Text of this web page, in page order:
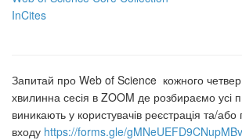
InCites
Запитай про Web of Science кожного
хвилинна сесія в ZOOM де розбираємо усі
виникають у користувачів реєстрація та/
входу https://forms.gle/